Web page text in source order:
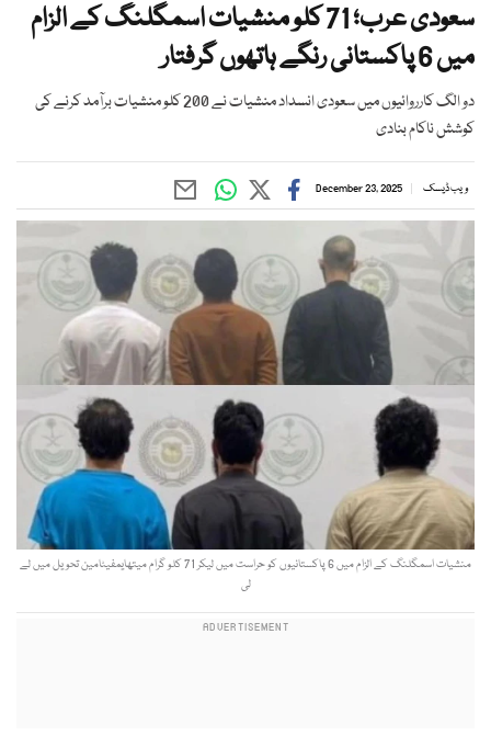
سعودی عرب؛ 71 کلو منشیات اسمگلنگ کے الزام
میں 6 پاکستانی رنگے ہاتھوں گرفتار
دو الگ کارروائیوں میں سعودی انسداد منشیات نے 200 کلو منشیات برآمد کرنے کی
کوشش ناکام بنادی
ویب ڈیسک December 23, 2025
منشیات اسمگلنگ کے الزام میں 6 پاکستانیوں کو حراست میں لیکر 71 کلو گرام میتھایمفیٹامین تحویل میں لے
لی